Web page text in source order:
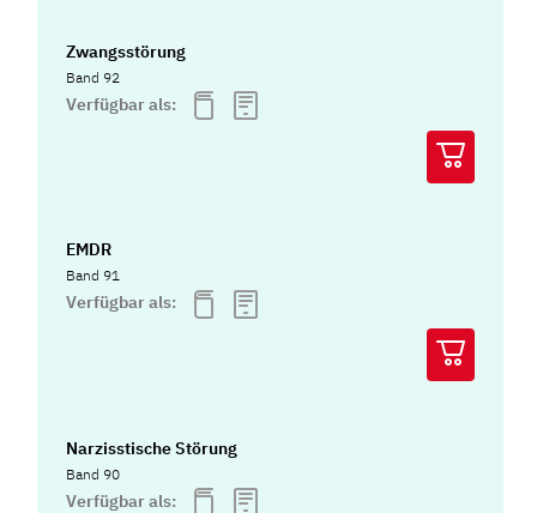
Zwangsstörung
Band 92
Verfügbar als:
EMDR
Band 91
Verfügbar als:
Narzisstische Störung
Band 90
Verfügbar als: